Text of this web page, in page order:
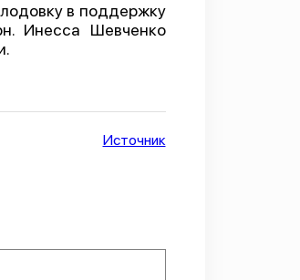
в поддержку
Инесса Шевченко
Источник